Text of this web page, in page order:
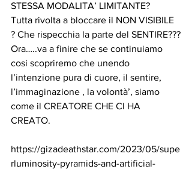
STESSA MODALITA’ LIMITANTE?
Tutta rivolta a bloccare il NON VISIBILE
? Che rispecchia la parte del SENTIRE???
Ora…..va a finire che se continuiamo
cosi scopriremo che unendo
l’intenzione pura di cuore, il sentire,
l’immaginazione , la volontà’, siamo
come il CREATORE CHE CI HA
CREATO.
https://gizadeathstar.com/2023/05/supe
rluminosity-pyramids-and-artificial-